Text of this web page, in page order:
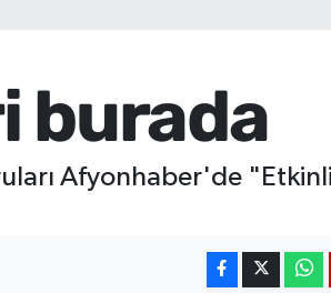
BİST100
13.799
70
burada
Afyonhaber'de